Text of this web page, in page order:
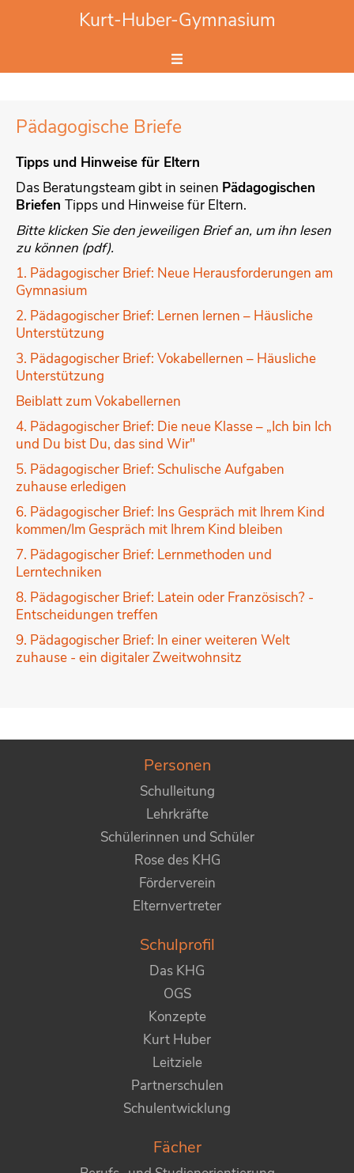
Kurt-Huber-Gymnasium
Pädagogische Briefe
Tipps und Hinweise für Eltern
Das Beratungsteam gibt in seinen Pädagogischen
Briefen Tipps und Hinweise für Eltern.
Bitte klicken Sie den jeweiligen Brief an, um ihn lesen
zu können (pdf).
1. Pädagogischer Brief: Neue Herausforderungen am
Gymnasium
2. Pädagogischer Brief: Lernen lernen – Häusliche
Unterstützung
3. Pädagogischer Brief: Vokabellernen – Häusliche
Unterstützung
Beiblatt zum Vokabellernen
4. Pädagogischer Brief: Die neue Klasse – „Ich bin Ich
und Du bist Du, das sind Wir"
5. Pädagogischer Brief: Schulische Aufgaben
zuhause erledigen
6. Pädagogischer Brief: Ins Gespräch mit Ihrem Kind
kommen/Im Gespräch mit Ihrem Kind bleiben
7. Pädagogischer Brief: Lernmethoden und
Lerntechniken
8. Pädagogischer Brief: Latein oder Französisch? -
Entscheidungen treffen
9. Pädagogischer Brief: In einer weiteren Welt
zuhause - ein digitaler Zweitwohnsitz
Personen
Schulleitung
Lehrkräfte
Schülerinnen und Schüler
Rose des KHG
Förderverein
Elternvertreter
Schulprofil
Das KHG
OGS
Konzepte
Kurt Huber
Leitziele
Partnerschulen
Schulentwicklung
Fächer
Website durchsuchen
Hier Suchbegriff eingeben.